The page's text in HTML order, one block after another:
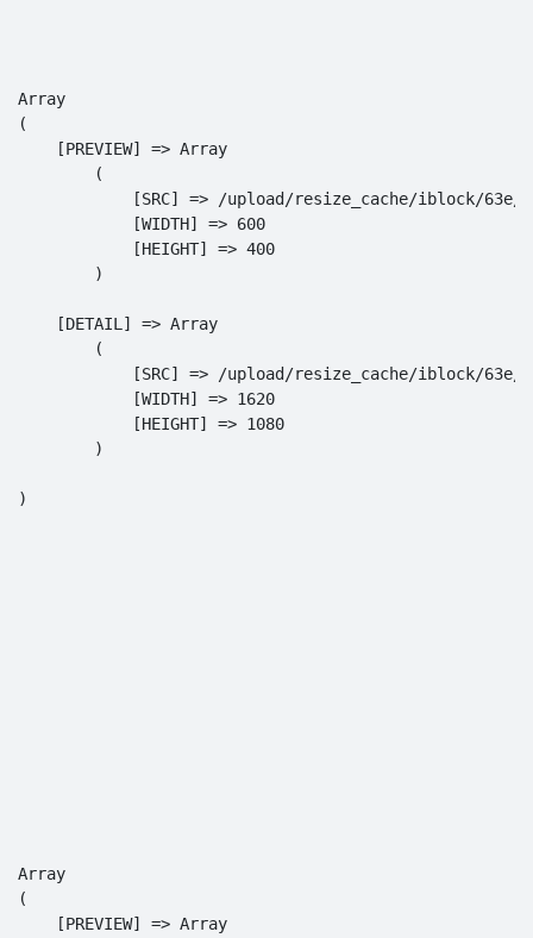
Array
(
    [PREVIEW] => Array
        (
[SRC] => /upload/resize_cache/iblock/
            [WIDTH] => 600
            [HEIGHT] => 400
        )
    [DETAIL] => Array
        (
[SRC] => /upload/resize_cache/iblock/
            [WIDTH] => 1620
            [HEIGHT] => 1080
        )
Array
(
    [PREVIEW] => Array